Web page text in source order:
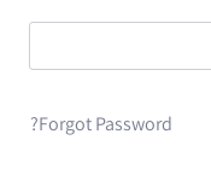
Forgot Password?